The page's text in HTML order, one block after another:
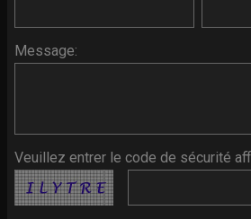
Message:
Veuillez entrer le code de sécurité